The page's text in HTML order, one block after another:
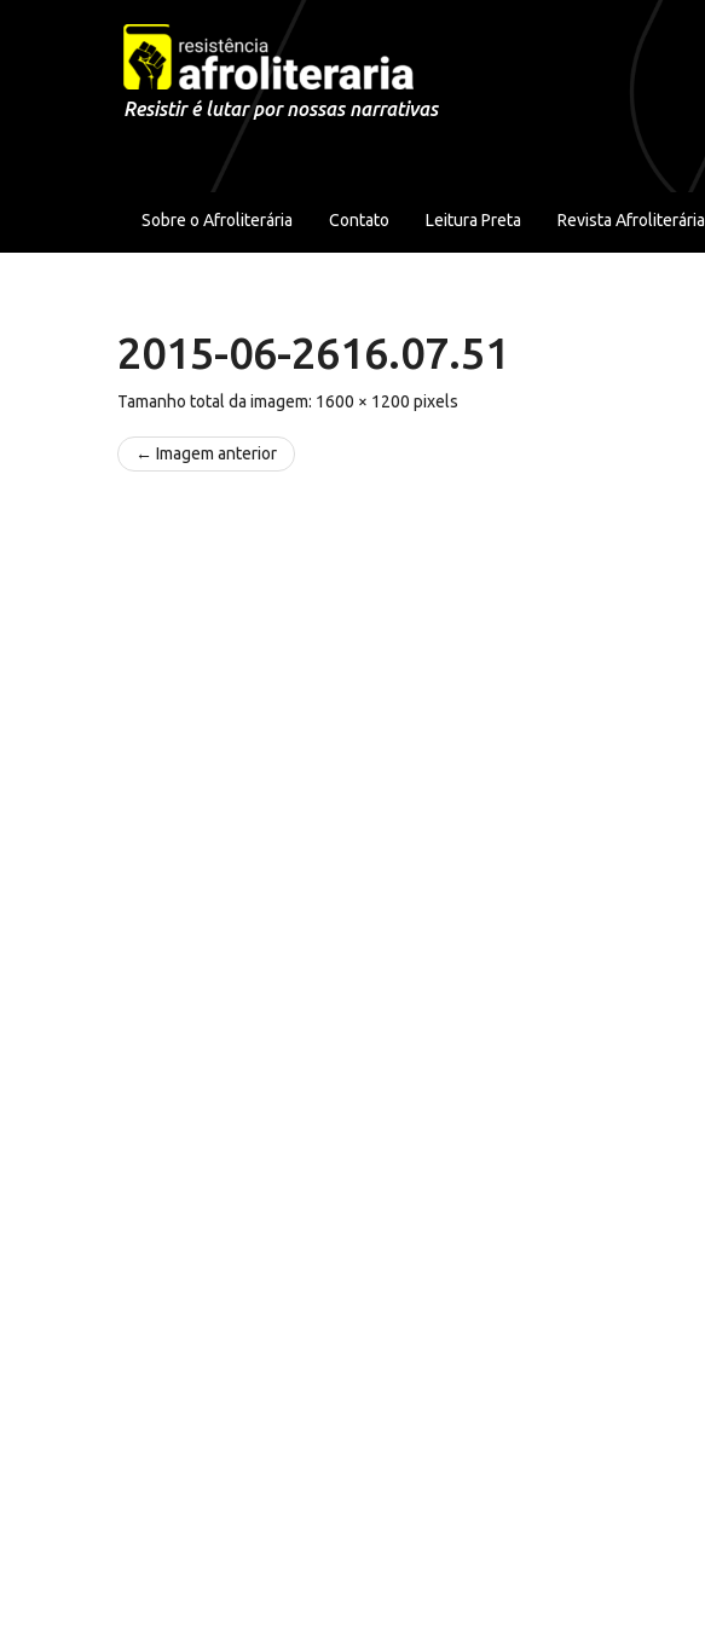
Pular para o conteúdo
Resistir é lutar por nossas narrativas
Sobre o Afroliterária Contato Leitura Preta Revista Afroliterária
2015-06-2616.07.51
Tamanho total da imagem: 1600 × 1200 pixels
← Imagem anterior